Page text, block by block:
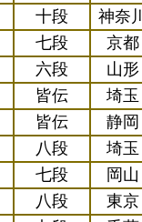
十段 神奈川
七段 京都
六段 山形
皆伝 埼玉
皆伝 静岡
八段 埼玉
七段 岡山
八段 東京